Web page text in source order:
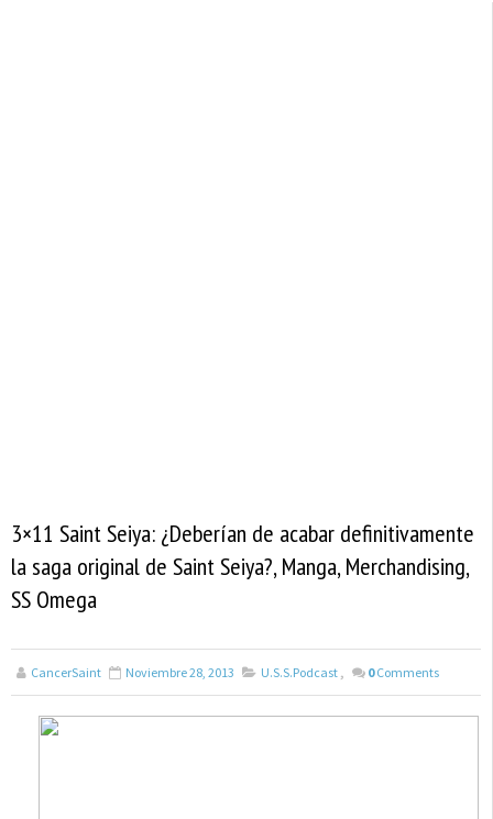
3×11 Saint Seiya: ¿Deberían de acabar definitivamente
la saga original de Saint Seiya?, Manga, Merchandising,
SS Omega
CancerSaint Noviembre 28, 2013 U.S.S.Podcast , 0 Comments